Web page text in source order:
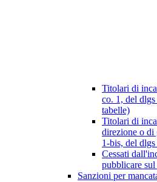
Titolari di
co. 1, del
tabelle)
Titolari di
direzione o di
1-bis, del
Cessati
pubblicare
Sanzioni per